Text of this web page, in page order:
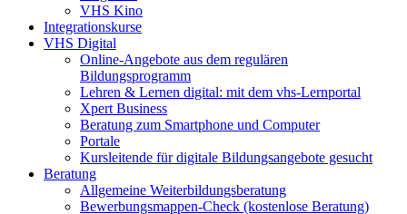
VHS Kino
Integrationskurse
VHS Digital
Online-Angebote aus dem regulären
Bildungsprogramm
Lehren & Lernen digital: mit dem vhs-Lernportal
Xpert Business
Beratung zum Smartphone und Computer
Portale
Kursleitende für digitale Bildungsangebote gesucht
Beratung
Allgemeine Weiterbildungsberatung
Bewerbungsmappen-Check (kostenlose Beratung)